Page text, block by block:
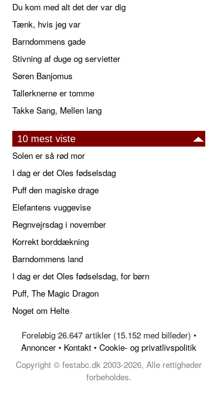
Du kom med alt det der var dig
Tænk, hvis jeg var
Barndommens gade
Stivning af duge og servietter
Søren Banjomus
Tallerknerne er tomme
Takke Sang, Mellen lang
10 mest viste
Solen er så rød mor
I dag er det Oles fødselsdag
Puff den magiske drage
Elefantens vuggevise
Regnvejrsdag i november
Korrekt borddækning
Barndommens land
I dag er det Oles fødselsdag, for børn
Puff, The Magic Dragon
Noget om Helte
Foreløbig 26.647 artikler (15.152 med billeder) •
Annoncer • Kontakt • Cookie- og privatlivspolitik
Copyright © festabc.dk 2003-2026, Alle rettigheder
forbeholdes.